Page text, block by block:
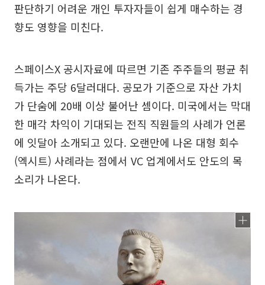
판단하기 어려운 개인 투자자들이 쉽게 매수하는 경
향도 영향을 미친다.
스페이스X 공시자료에 따르면 기존 주주들의 평균 취
득가는 주당 6달러대다. 공모가 기준으로 자산 가치
가 단숨에 20배 이상 불어난 셈이다. 미국에서는 막대
한 매각 차익이 기대되는 전직 직원들의 사례가 언론
에 잇달아 소개되고 있다. 오랜만에 나온 대형 회수
(엑시트) 사례라는 점에서 VC 업계에서도 안도의 목
소리가 나온다.